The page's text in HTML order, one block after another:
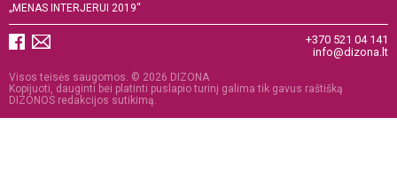
„MENAS INTERJERUI 2019“
+370 521 04 141
info@dizona.lt
Visos teisės saugomos. © 2026 DIZONA
Kopijuoti, dauginti bei platinti puslapio turinį galima tik gavus raštišką
DIZONOS redakcijos sutikimą.